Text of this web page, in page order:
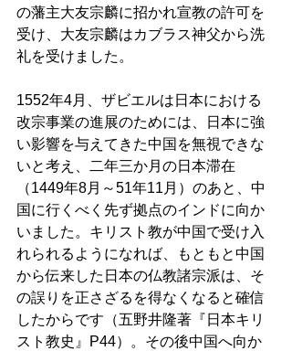
の藩主大友宗麟に招かれ宣教の許可を
受け、大友宗麟はカブラス神父から洗
礼を受けました。
1552年4月、ザビエルは日本における
改宗事業の進展のためには、日本に強
い影響を与えてきた中国を無視できな
いと考え、二年三か月の日本滞在
（1449年8月～51年11月）のあと、中
国に行くべく先ず拠点のインドに向か
いました。キリスト教が中国で受け入
れられるようになれば、もともと中国
から伝来した日本の仏教諸宗派は、そ
の誤りを正さざるを得なくなると確信
したからです（五野井隆著『日本キリ
スト教史』P44）。その後中国へ向か